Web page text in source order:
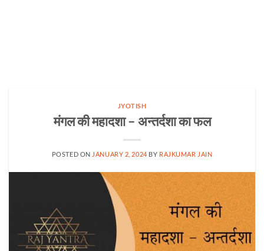
JYOTISH
मंगल की महादशा – अन्तर्दशा का फल
POSTED ON JANUARY 2, 2024 BY RAJKUMAR JAIN